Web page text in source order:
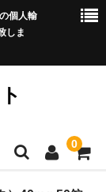
個人輸
しま
0